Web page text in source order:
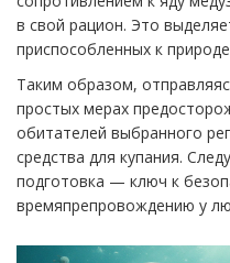
в свой рацион. Это
приспособленных к
Таким образом,
простых мерах
обитателей выбранного
средства для купания.
подготовка — ключ к
времяпрепровождению у